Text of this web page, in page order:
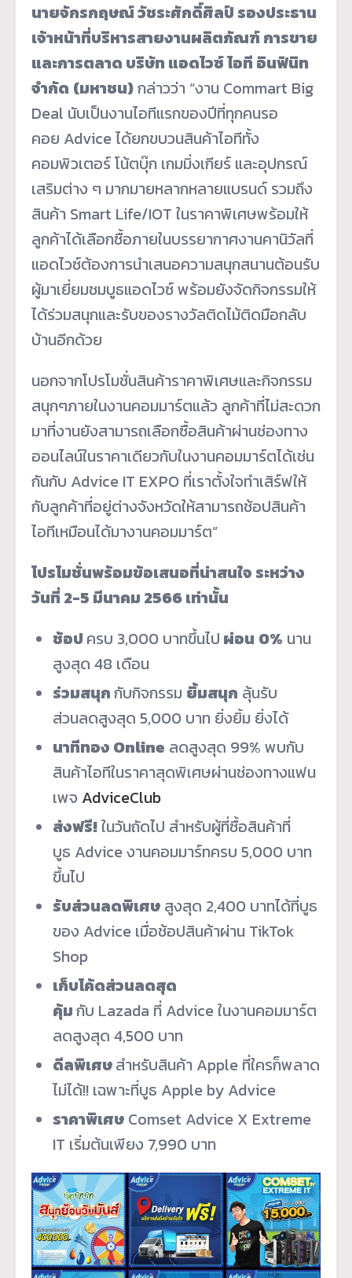
นายจักรกฤษณ์ วัชระศักดิ์ศิลป์ รองประธาน
เจ้าหน้าที่บริหารสายงานผลิตภัณฑ์ การขาย
และการตลาด บริษัท แอดไวซ์ ไอที อินฟินิท
จำกัด (มหาชน)กล่าวว่า “งาน Commart Big
Deal นับเป็นงานไอทีแรกของปีที่ทุกคนรอ
คอย Advice ได้ยกขบวนสินค้าไอทีทั้ง
คอมพิวเตอร์ โน้ตบุ๊ก เกมมิ่งเกียร์ และอุปกรณ์
เสริมต่าง ๆ มากมายหลากหลายแบรนด์ รวมถึง
สินค้า Smart Life/IOT ในราคาพิเศษพร้อมให้
ลูกค้าได้เลือกซื้อภายในบรรยากาศงานคานิวัลที่
แอดไวซ์ต้องการนำเสนอความสนุกสนานต้อนรับ
ผู้มาเยี่ยมชมบูธแอดไวซ์ พร้อมยังจัดกิจกรรมให้
ได้ร่วมสนุกและรับของรางวัลติดไม้ติดมือกลับ
บ้านอีกด้วย
นอกจากโปรโมชั่นสินค้าราคาพิเศษและกิจกรรม
สนุกๆภายในงานคอมมาร์ตแล้ว ลูกค้าที่ไม่สะดวก
มาที่งานยังสามารถเลือกซื้อสินค้าผ่านช่องทาง
ออนไลน์ในราคาเดียวกับในงานคอมมาร์ตได้เช่น
กันกับ Advice IT EXPO ที่เราตั้งใจทำเสิร์ฟให้
กับลูกค้าที่อยู่ต่างจังหวัดให้สามารถช้อปสินค้า
ไอทีเหมือนได้มางานคอมมาร์ต”
โปรโมชั่นพร้อมข้อเสนอที่น่าสนใจ ระหว่าง
วันที่ 2-5 มีนาคม 2566 เท่านั้น
ช้อป ครบ 3,000 บาทขึ้นไป ผ่อน 0% นาน
สูงสุด 48 เดือน
ร่วมสนุกกับกิจกรรม ยิ้มสนุก ลุ้นรับ
ส่วนลดสูงสุด 5,000 บาท ยิ่งยิ้ม ยิ่งได้
นาทีทอง Online ลดสูงสุด 99% พบกับ
สินค้าไอทีในราคาสุดพิเศษผ่านช่องทางแฟน
เพจ AdviceClub
ส่งฟรี!ในวันถัดไป สำหรับผู้ที่ซื้อสินค้าที่
บูธ Advice งานคอมมาร์ทครบ 5,000 บาท
ขึ้นไป
รับส่วนลดพิเศษสูงสุด 2,400 บาทได้ที่บูธ
ของ Advice เมื่อช้อปสินค้าผ่าน TikTok
Shop
เก็บโค้ดส่วนลดสุด
คุ้มกับ Lazada ที่ Advice ในงานคอมมาร์ต
ลดสูงสุด 4,500 บาท
ดีลพิเศษสำหรับสินค้า Apple ที่ใครก็พลาด
ไม่ได้!! เฉพาะที่บูธ Apple by Advice
ราคาพิเศษComset Advice X Extreme
IT เริ่มต้นเพียง 7,990 บาท